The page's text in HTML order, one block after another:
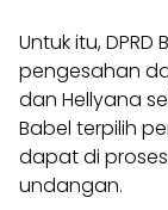
Untuk itu,
pengesahan
dan Hellyana
Babel terpilih
dapat di
undangan.